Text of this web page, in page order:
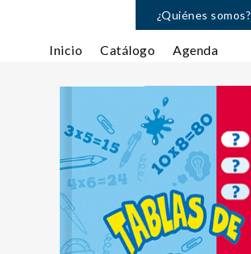
¿Quiénes somos?
Inicio Catálogo Agenda